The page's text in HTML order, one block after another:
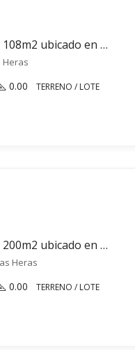
Terreno / Lote en venta de 108m2 ubicado en Las Heras
Heras
0.00 TERRENO / LOTE
Terreno / Lote en venta de 200m2 ubicado en Las Heras
Heras
0.00 TERRENO / LOTE